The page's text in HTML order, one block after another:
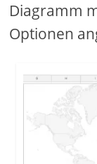
Diagramm
Optionen